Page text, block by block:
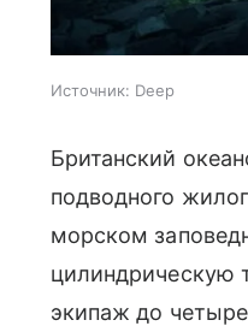
Источник: Deep
Британский
подводного
морском
цилиндрическую
экипаж до